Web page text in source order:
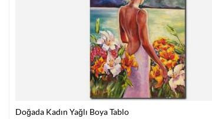
Doğada Kadın Yağlı Boya Tablo